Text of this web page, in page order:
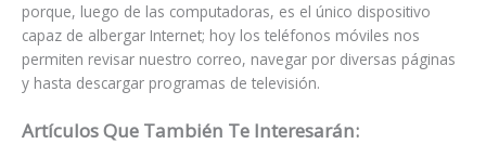
porque, luego de las computadoras, es el único dispositivo
capaz de albergar Internet; hoy los teléfonos móviles nos
permiten revisar nuestro correo, navegar por diversas páginas
y hasta descargar programas de televisión.
Artículos Que También Te Interesarán: